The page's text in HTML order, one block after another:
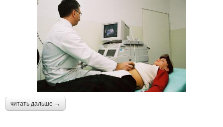
читать дальше →